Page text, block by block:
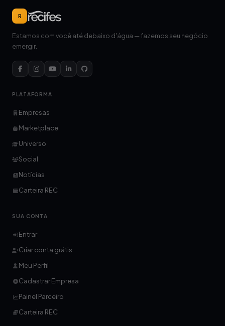
R
Estamos com você até debaixo d'água — fazemos seu negócio
emergir.
PLATAFORMA
Empresas
Marketplace
Universo
Social
Notícias
Carteira REC
SUA CONTA
Entrar
Criar conta grátis
Meu Perfil
Cadastrar Empresa
Painel Parceiro
Carteira REC